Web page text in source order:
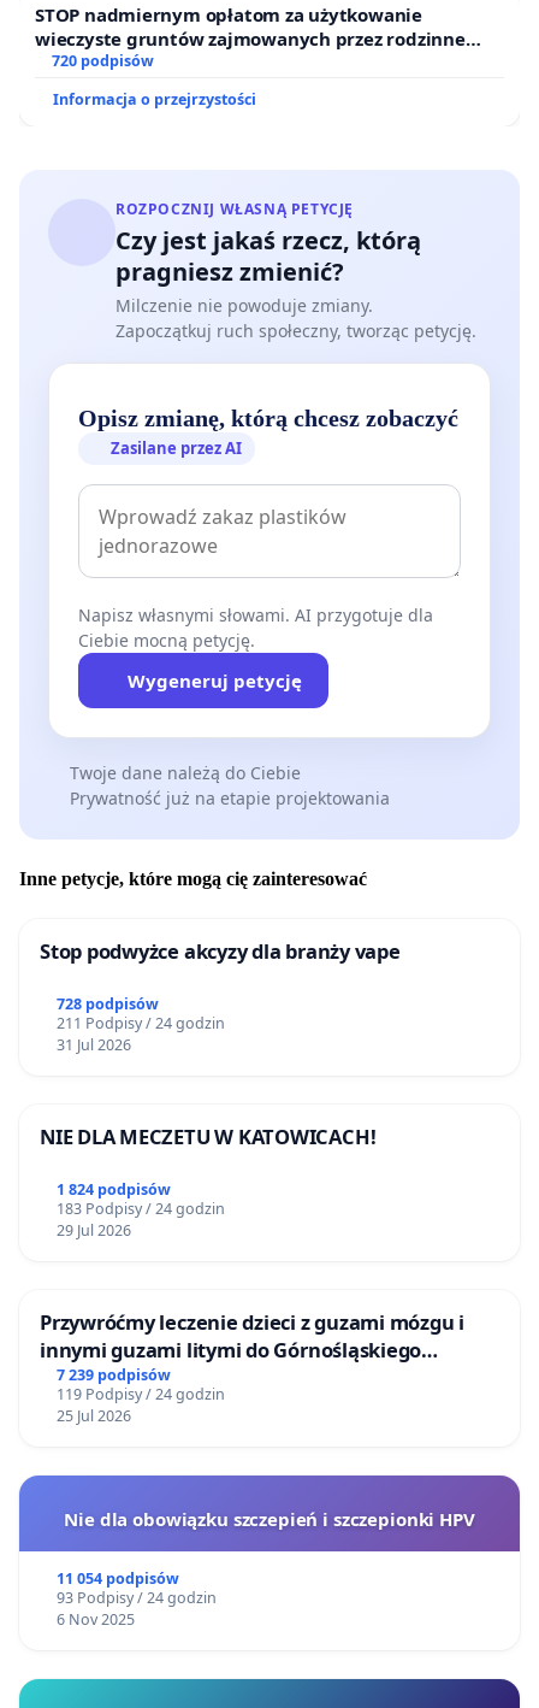
STOP nadmiernym opłatom za użytkowanie
wieczyste gruntów zajmowanych przez rodzinne
ogrody działkowe.
720 podpisów
Informacja o przejrzystości
ROZPOCZNIJ WŁASNĄ PETYCJĘ
Czy jest jakaś rzecz, którą
pragniesz zmienić?
Milczenie nie powoduje zmiany.
Zapoczątkuj ruch społeczny, tworząc petycję.
Opisz zmianę, którą chcesz zobaczyć
Zasilane przez AI
Napisz własnymi słowami. AI przygotuje dla
Ciebie mocną petycję.
Wygeneruj petycję
Twoje dane należą do Ciebie
Prywatność już na etapie projektowania
Inne petycje, które mogą cię zainteresować
Stop podwyżce akcyzy dla branży vape
728 podpisów
211 Podpisy / 24 godzin
31 Jul 2026
NIE DLA MECZETU W KATOWICACH!
1 824 podpisów
183 Podpisy / 24 godzin
29 Jul 2026
Przywróćmy leczenie dzieci z guzami mózgu i
innymi guzami litymi do Górnośląskiego
Centrum Zdrowia Dziecka w Katowicach
7 239 podpisów
119 Podpisy / 24 godzin
25 Jul 2026
Nie dla obowiązku szczepień i szczepionki HPV
11 054 podpisów
93 Podpisy / 24 godzin
6 Nov 2025